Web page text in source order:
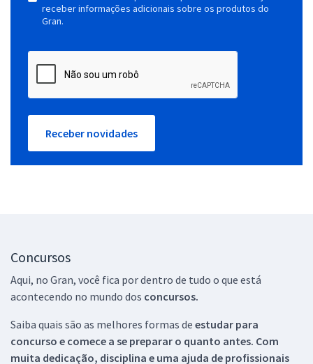
receber informações adicionais sobre os produtos do
Gran.
Receber novidades
Concursos
Aqui, no Gran, você fica por dentro de tudo o que está
acontecendo no mundo dos concursos.
Saiba quais são as melhores formas de estudar para
concurso e comece a se preparar o quanto antes. Com
muita dedicação, disciplina e uma ajuda de profissionais